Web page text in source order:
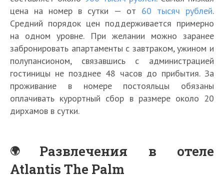
цена на номер в сутки — от 60 тысяч рублей.
Средний порядок цен поддерживается примерно
на одном уровне. При желании можно заранее
забронировать апартаменты с завтраком, ужином и
полупансионом, связавшись с администрацией
гостиницы не позднее 48 часов до прибытия. За
проживание в номере постояльцы обязаны
оплачивать курортный сбор в размере около 20
дирхамов в сутки.
Развлечения в отеле
Atlantis The Palm